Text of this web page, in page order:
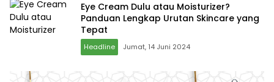
Eye Cream Dulu atau Moisturizer?
Panduan Lengkap Urutan Skincare yang
Tepat
Headline Jumat, 14 Juni 2024